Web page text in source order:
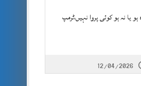
یا نہ ہو کوئی پروا نہیں،ٹرمپ
12/04/2026